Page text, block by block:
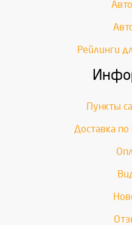
Рейлинги
Пункты
Доставка